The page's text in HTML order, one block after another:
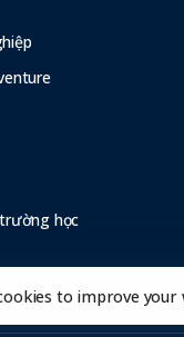
học
to improve your